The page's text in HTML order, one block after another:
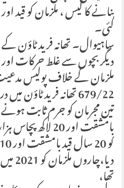
بنانے کا کیس ، ملزمان کو قید
گئی۔
ساہیوال۔ تھانہ فرید ٹاؤن
دیگر بچوں سے غلط حرکات اور
ملزمان کے خلاف پولیس
679/22 تھانہ فرید
بامشقت اور 20
تھا،